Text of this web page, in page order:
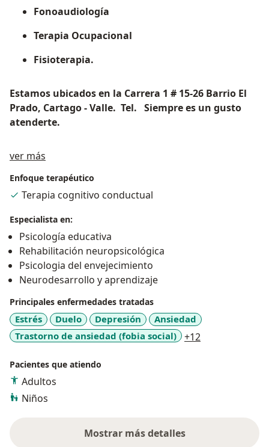
Fonoaudiología
Terapia Ocupacional
Fisioterapia.
Estamos ubicados en la Carrera 1 # 15-26 Barrio El
Prado, Cartago - Valle. Tel. Siempre es un gusto
atenderte.
ver más
Enfoque terapéutico
Terapia cognitivo conductual
Especialista en:
Psicología educativa
Rehabilitación neuropsicológica
Psicologia del envejecimiento
Neurodesarrollo y aprendizaje
Principales enfermedades tratadas
Estrés Duelo Depresión
Ansiedad
Trastorno de ansiedad (fobia social)
+12
Pacientes que atiendo
Adultos
Niños
Mostrar más detalles
sobre la experiencia